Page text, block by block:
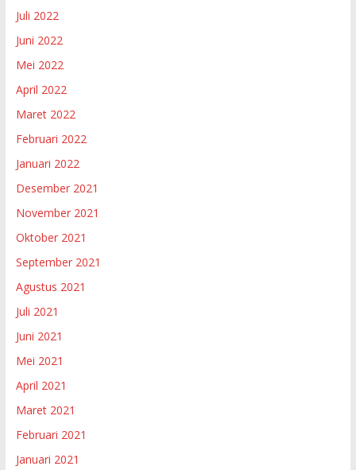
Juli 2022
Juni 2022
Mei 2022
April 2022
Maret 2022
Februari 2022
Januari 2022
Desember 2021
November 2021
Oktober 2021
September 2021
Agustus 2021
Juli 2021
Juni 2021
Mei 2021
April 2021
Maret 2021
Februari 2021
Januari 2021